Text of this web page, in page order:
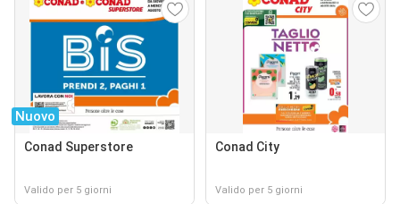
Nuovo
Conad Superstore
Valido per 5 giorni
Conad City
Valido per 5 giorni